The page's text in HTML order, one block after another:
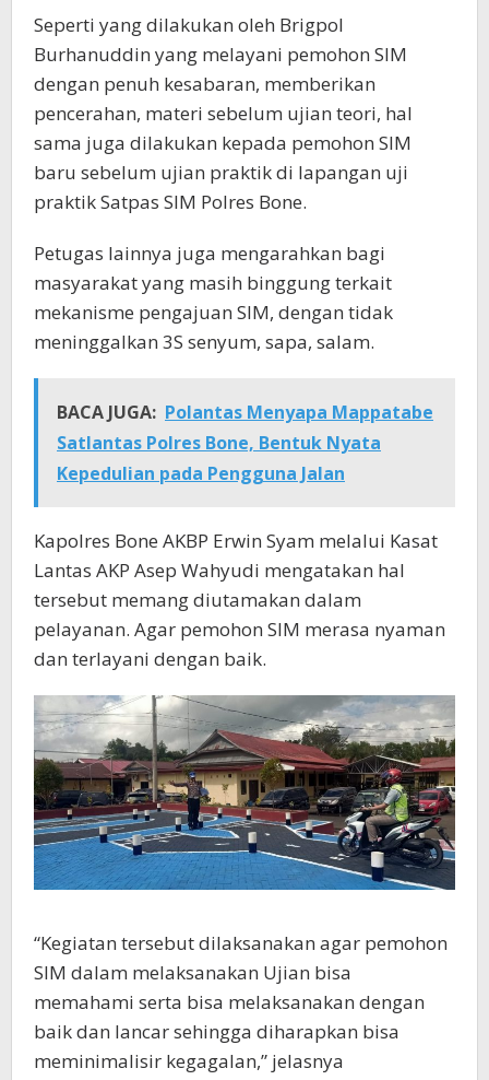
Seperti yang dilakukan oleh Brigpol
Burhanuddin yang melayani pemohon SIM
dengan penuh kesabaran, memberikan
pencerahan, materi sebelum ujian teori, hal
sama juga dilakukan kepada pemohon SIM
baru sebelum ujian praktik di lapangan uji
praktik Satpas SIM Polres Bone.
Petugas lainnya juga mengarahkan bagi
masyarakat yang masih binggung terkait
mekanisme pengajuan SIM, dengan tidak
meninggalkan 3S senyum, sapa, salam.
BACA JUGA: Polantas Menyapa Mappatabe
Satlantas Polres Bone, Bentuk Nyata
Kepedulian pada Pengguna Jalan
Kapolres Bone AKBP Erwin Syam melalui Kasat
Lantas AKP Asep Wahyudi mengatakan hal
tersebut memang diutamakan dalam
pelayanan. Agar pemohon SIM merasa nyaman
dan terlayani dengan baik.
“Kegiatan tersebut dilaksanakan agar pemohon
SIM dalam melaksanakan Ujian bisa
memahami serta bisa melaksanakan dengan
baik dan lancar sehingga diharapkan bisa
meminimalisir kegagalan,” jelasnya